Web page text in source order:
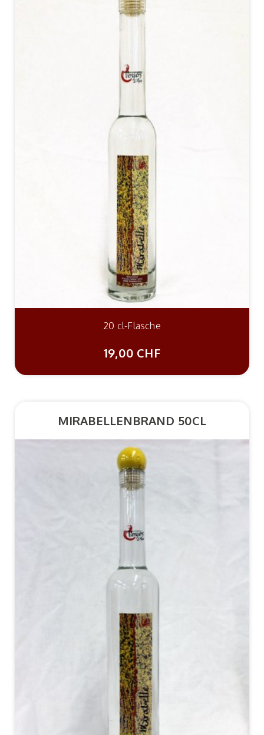
20 cl-Flasche
19,00 CHF
MIRABELLENBRAND 50CL